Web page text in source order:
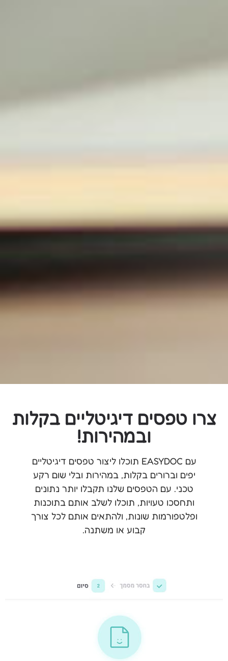
צרו טפסים דיגיטליים בקלות
ובמהירות!
עם EASYDOC תוכלו ליצור טפסים דיגיטליים
יפים וברורים בקלות, במהירות ובלי שום רקע
טכני. עם הטפסים שלנו תקבלו יותר נתונים
ותחסכו טעויות, תוכלו לשלב אותם בתוכנות
ופלטפורמות שונות, ולהתאים אותם לכל צורך
קבוע או משתנה.